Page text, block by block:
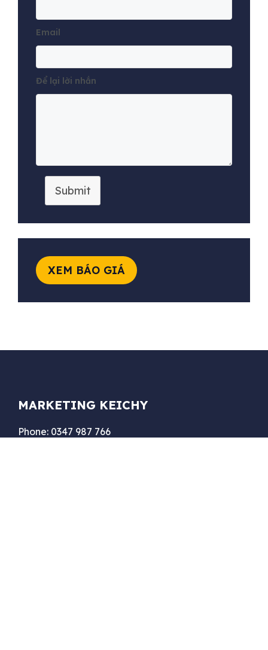
Email
Để lại lời nhắn
Submit
XEM BÁO GIÁ
MARKETING KEICHY
Phone: 0347 987 766